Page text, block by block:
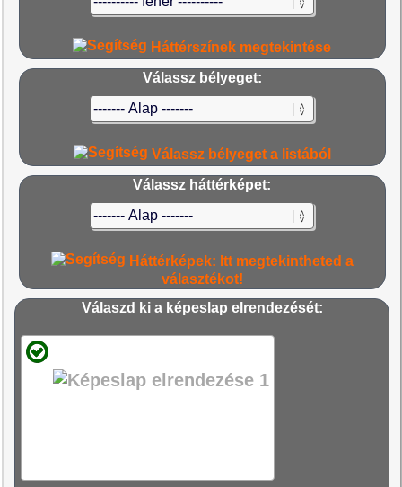
Háttérszínek megtekintése
Válassz bélyeget:
Válassz bélyeget a listából
Válassz háttérképet:
Háttérképek: Itt megtekintheted a
választékot!
Válaszd ki a képeslap elrendezését: